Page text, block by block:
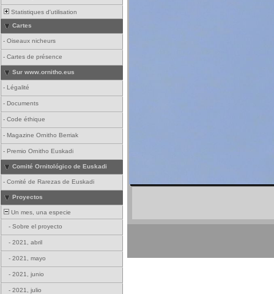
Statistiques d'utilisation
Cartes
- Oiseaux nicheurs
- Cartes de présence
Sur www.ornitho.eus
- Légalité
- Documents
- Code éthique
- Magazine Ornitho Berriak
- Premio Ornitho Euskadi
Comité Ornitológico de Euskadi
- Comité de Rarezas de Euskadi
Proyectos
Un mes, una especie
- Sobre el proyecto
- 2021, abril
- 2021, mayo
- 2021, junio
- 2021, julio